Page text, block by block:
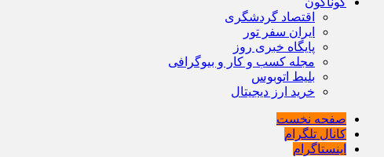
اقتصاد گردشگری
ایران سفر تور
پایگاه خبری روز
مجله کسب و کار و بیوگرافی
بلیط اتوبوس
خرید ارز دیجیتال
صفحه نخست
کانال تلگرام
اینستاگرام